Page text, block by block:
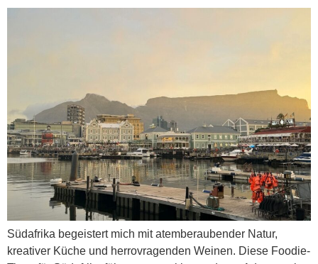
Südafrika begeistert mich mit atemberaubender Natur,
kreativer Küche und herrovragenden Weinen. Diese Foodie-